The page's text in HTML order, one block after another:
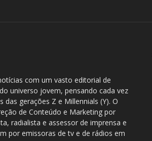
com um vasto editorial de
universo jovem, pensando cada vez
das gerações Z e Millennials (Y). O
de Conteúdo e Marketing por
radialista e assessor de imprensa e
por emissoras de tv e de rádios em